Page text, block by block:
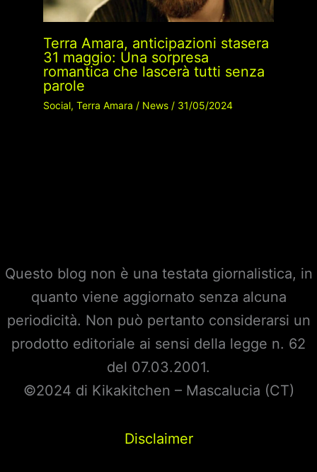
Terra Amara, anticipazioni stasera
31 maggio: Una sorpresa
romantica che lascerà tutti senza
parole
Social, Terra Amara / News/ 31/05/2024
Questo blog non è una testata giornalistica, in
quanto viene aggiornato senza alcuna
periodicità. Non può pertanto considerarsi un
prodotto editoriale ai sensi della legge n. 62
del 07.03.2001.
©2024 di Kikakitchen – Mascalucia (CT)
Disclaimer